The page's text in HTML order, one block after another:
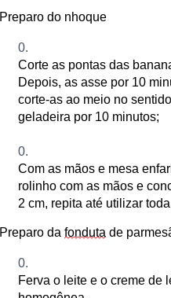
Preparo do nhoque
Corte as pontas das
Depois, as asse por 10
corte-as ao meio no
geladeira por 10 minutos;
Com as mãos e mesa
rolinho com as mãos e
2 cm, repita até utilizar
Preparo da fonduta de
Ferva o leite e o creme de